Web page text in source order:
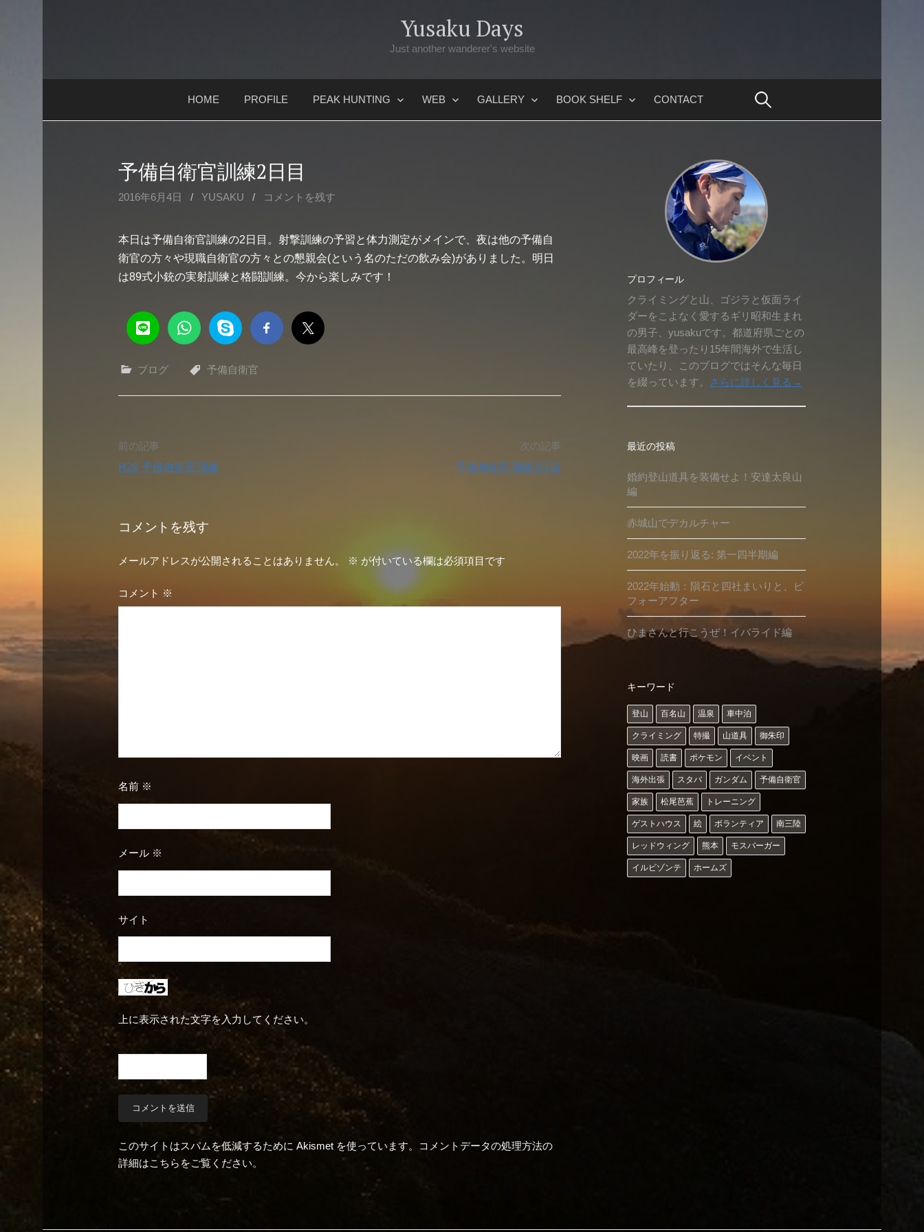
ツ
ス
Yusaku Days
Just another wanderer's website
HOME PROFILE PEAK HUNTING WEB GALLERY BOOK SHELF CONTACT
予備自衛官訓練2日目
2016年6月4日 / YUSAKU / コメントを残す
本日は予備自衛官訓練の2日目。射撃訓練の予習と体力測定がメインで、夜は他の予備自
衛官の方々や現職自衛官の方々との懇親会(という名のただの飲み会)がありました。明日
は89式小銃の実射訓練と格闘訓練。今から楽しみです！
ブログ 予備自衛官
投
稿
ゲ
ー
前の記事
H28 予備自衛官訓練
次の記事
予備自衛官訓練3日目
コメントを残す
メールアドレスが公開されることはありません。 ※ が付いている欄は必須項目です
コメント ※
名前 ※
メール ※
サイト
上に表示された文字を入力してください。
このサイトはスパムを低減するために Akismet を使っています。
コメントデータの処理方法の
詳細はこちらをご覧ください。
プロフィール
クライミングと山、ゴジラと仮面ライ
ダーをこよなく愛するギリ昭和生まれ
の男子、yusakuです。都道府県ごとの
最高峰を登ったり15年間海外で生活し
ていたり、このブログではそんな毎日
を綴っています。
さらに詳しく見る→
最近の投稿
婚約登山道具を装備せよ！安達太良山
編
赤城山でデカルチャー
2022年を振り返る: 第一四半期編
2022年始動：隕石と四社まいりと、ビ
フォーアフター
ひまさんと行こうぜ！イバライド編
キーワード
登山 百名山 温泉 車中泊
クライミング 特撮 山道具 御朱印
映画 読書 ポケモン イベント
海外出張 スタバ ガンダム 予備自衛官
家族 松尾芭蕉 トレーニング
ゲストハウス 絵 ボランティア 南三陸
レッドウィング 熊本 モスバーガー
イルビゾンテ ホームズ